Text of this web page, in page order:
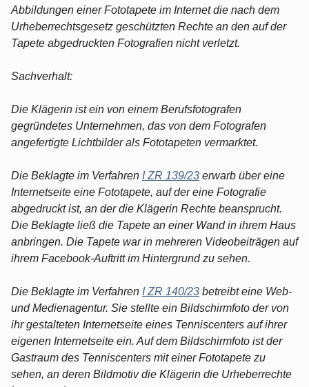
Abbildungen einer Fototapete im Internet die nach dem
Urheberrechtsgesetz geschützten Rechte an den auf der
Tapete abgedruckten Fotografien nicht verletzt.
Sachverhalt:
Die Klägerin ist ein von einem Berufsfotografen
gegründetes Unternehmen, das von dem Fotografen
angefertigte Lichtbilder als Fototapeten vermarktet.
Die Beklagte im Verfahren I ZR 139/23 erwarb über eine
Internetseite eine Fototapete, auf der eine Fotografie
abgedruckt ist, an der die Klägerin Rechte beansprucht.
Die Beklagte ließ die Tapete an einer Wand in ihrem Haus
anbringen. Die Tapete war in mehreren Videobeiträgen auf
ihrem Facebook-Auftritt im Hintergrund zu sehen.
Die Beklagte im Verfahren I ZR 140/23 betreibt eine Web-
und Medienagentur. Sie stellte ein Bildschirmfoto der von
ihr gestalteten Internetseite eines Tenniscenters auf ihrer
eigenen Internetseite ein. Auf dem Bildschirmfoto ist der
Gastraum des Tenniscenters mit einer Fototapete zu
sehen, an deren Bildmotiv die Klägerin die Urheberrechte